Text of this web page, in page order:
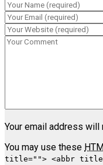
Your email address will
You may use these
title=""> <abbr